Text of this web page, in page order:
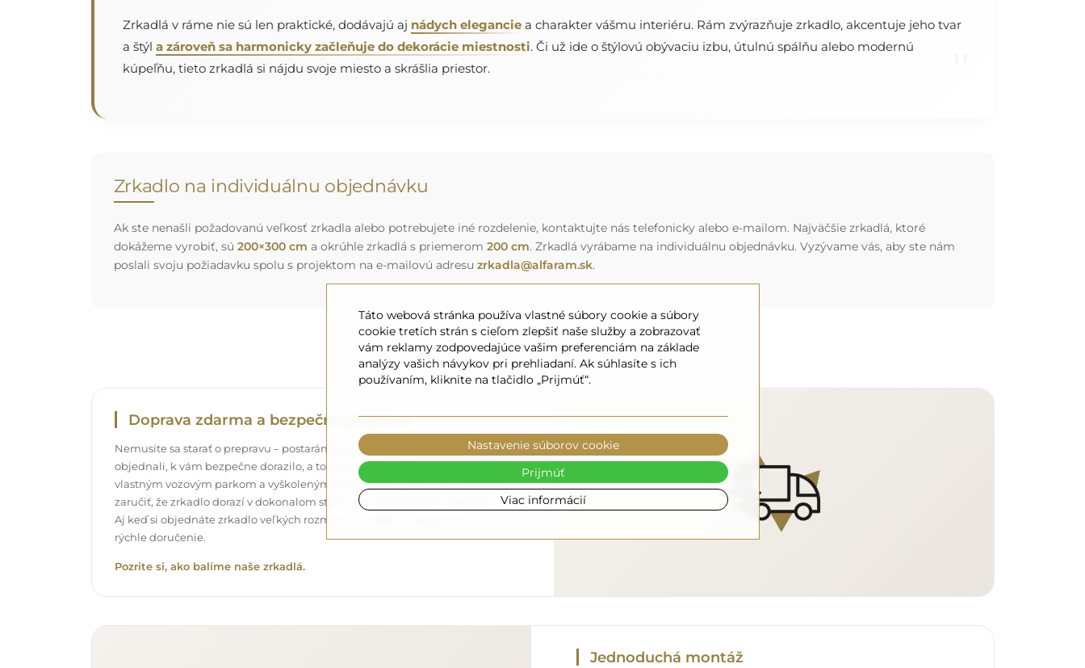
Zrkadlá v ráme nie sú len praktické, dodávajú aj nádych eleganciea charakter vášmu interiéru. Rám zvýrazňuje zrkadlo, akcentuje jeho tvar
a štýl a zároveň sa harmonicky začleňuje do dekorácie miestnosti. Či už ide o štýlovú obývaciu izbu, útulnú spálňu alebo modernú
kúpeľňu, tieto zrkadlá si nájdu svoje miesto a skrášlia priestor.
Zrkadlo na individuálnu objednávku
Ak ste nenašli požadovanú veľkosť zrkadla alebo potrebujete iné rozdelenie, kontaktujte nás telefonicky alebo e-mailom. Najväčšie zrkadlá, ktoré
dokážeme vyrobiť, sú 200×300 cm a okrúhle zrkadlá s priemerom 200 cm. Zrkadlá vyrábame na individuálnu objednávku. Vyzývame vás, aby ste nám
poslali svoju požiadavku spolu s projektom na e-mailovú adresu zrkadla@alfaram.sk.
Doprava zdarma a bezpečná preprava
Nemusíte sa starať o prepravu – postaráme sa o to, aby zrkadlo, ktoré ste si
objednali, k vám bezpečne dorazilo, a to úplne zdarma. Disponujeme
vlastným vozovým parkom a vyškoleným personálom, preto vám môžeme
zaručiť, že zrkadlo dorazí v dokonalom stave, bez dodatočných poplatkov.
Aj keď si objednáte zrkadlo veľkých rozmerov, môžete sa spoľahnúť na
rýchle doručenie.
Pozrite si, ako balíme naše zrkadlá.
Jednoduchá montáž
Táto webová stránka používa vlastné súbory cookie a súbory
cookie tretích strán s cieľom zlepšiť naše služby a zobrazovať
vám reklamy zodpovedajúce vašim preferenciám na základe
analýzy vašich návykov pri prehliadaní. Ak súhlasíte s ich
používaním, kliknite na tlačidlo „Prijmúť“.
Viac informácií
Nastavenie súborov cookie
Prijmúť